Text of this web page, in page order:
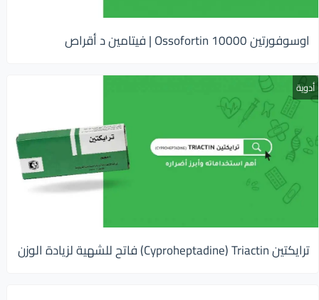
اوسوفورتين 10000 Ossofortin | فيتامين د أقراص
أدوية
ترايكتين Cyproheptadine) Triactin) فاتح للشهية لزيادة الوزن